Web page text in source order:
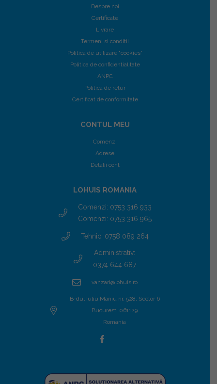
Despre noi
Certificate
Livrare
Termeni si conditii
Politica de utilizare “cookies”
Politica de confidentialitate
ANPC
Politica de retur
Certificat de conformitate
CONTUL MEU
Comenzi
Adrese
Detalii cont
LOHUIS ROMANIA
Comenzi: 0753 316 933
Comenzi: 0753 316 965
Tehnic: 0758 089 264
Administrativ:
0374 644 687
vanzari@lohuis.ro
B-dul Iuliu Maniu nr. 528, Sector 6
Bucuresti 061129
Romania